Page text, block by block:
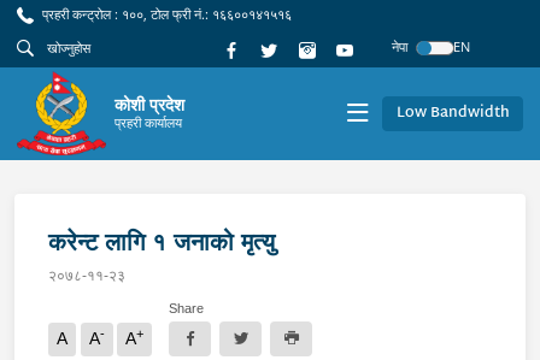
प्रहरी कन्ट्रोल : १००, टोल फ्री नं.: १६६००१४१५१६
नेपा
EN
कोशी प्रदेश
प्रहरी कार्यालय Low Bandwidth
करेन्ट लागि १ जनाको मृत्यु
२०७८-११-२३
A A- A+
Share